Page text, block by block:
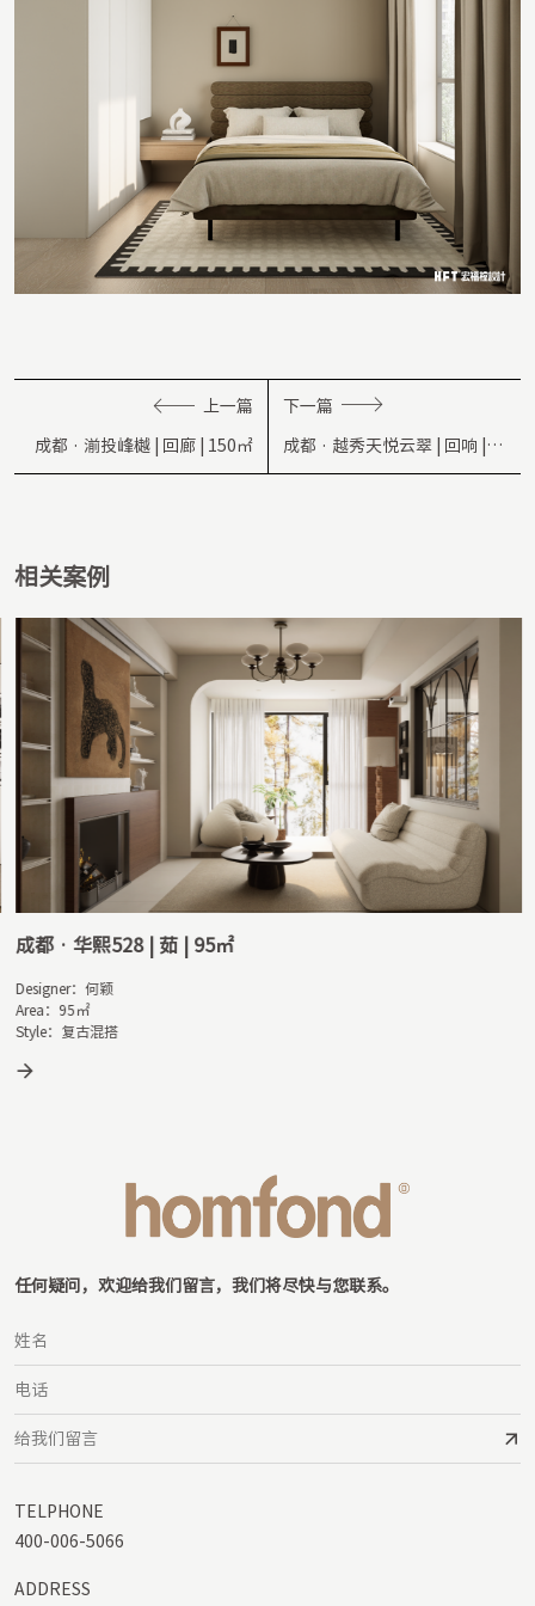
上一篇
成都 · 湔投峰樾 | 回廊 | 150㎡
下一篇
成都 · 越秀天悦云翠 | 回响 |
479㎡
相关案例
成都 · 华熙528 | 茹 | 95㎡
Designer：何颖
Area：95㎡
任何疑问，欢迎给我们留言，我们将尽快与您联系。
TELPHONE
400-006-5066
ADDRESS